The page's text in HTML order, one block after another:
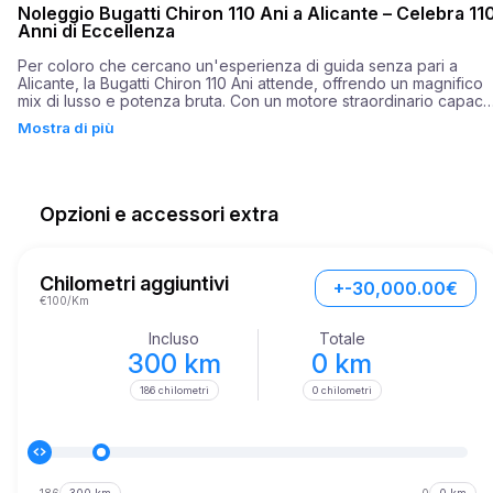
Noleggio Bugatti Chiron 110 Ani a Alicante – Celebra
Anni di Eccellenza
Per coloro che cercano un'esperienza di guida senza pari a
Alicante, la Bugatti Chiron 110 Ani attende, offrendo un magnifico
mix di lusso e potenza bruta. Con un motore straordinario capace
mezzo di trasporto, ma una testimonianza dell'eccellenza
abbina una velocità impressionante a caratteristiche di sicurezza
rigorose, rendendolo la scelta definitiva per coloro che
Mostra di più
Opzioni e accessori extra
Chilometri aggiuntivi
€100/Km
+-30,000.00€
Incluso
300 km
186 chilometri
Totale
0 km
0 chilometri